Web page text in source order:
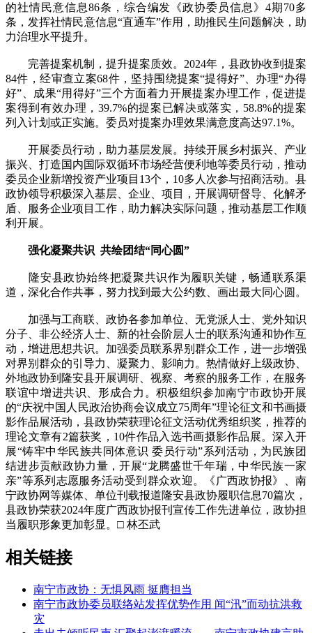
的社情民意信息86条，综合编发《政协委员信息》4期70多
条，发挥社情民意信息“直通车”作用，助推民生问题解决，助
力治理水平提升。
完善提案机制，提升提案质效。2024年，县政协收到提案
84件，经审查立案68件，坚持围绕提案“提得好”、办理“办得
好”、成果“用得好”三个方面着力开展提案办理工作，促进提
案得到有效办理，39.7%的提案已解决或落实，58.8%的提案
列入计划或正实施。委员对提案办理效果满意度高达97.1%。
开展委员行动，助力基层发展。持续开展乡村振兴、产业
振兴、打造国内国际双循环市场经营便利地等委员行动，推动
委员企业新增投资产业项目13个，10多人次参与招商活动。县
政协领导积极深入基层、企业、项目，开展调研督导、化解矛
盾、服务企业项目工作，助力解决实际问题，推动基层工作顺
利开展。
强化凝聚共识 共绘团结“同心圆”
隆安县政协始终把凝聚共识作为履职关键，畅通联系渠
道，深化合作共事，努力找到最大公约数、画出最大同心圆。
加强与工商联、政协各参加单位、无党派人士、党外知识
分子、非公经济人士、新的社会阶层人士的联系沟通和协作互
动，增进思想共识。加强委员联系界别群众工作，进一步增强
对界别群众的引导力、凝聚力、影响力。热情做好上级政协、
外地政协到隆安县开展调研、视察、考察的服务工作，在服务
联谊中增进共识、形成合力。积极组织参加南宁市政协开展
的“庆祝中国人民政治协商会议成立75周年”理论征文和书画摄
影作品展活动，县政协荣获理论征文活动优秀组织奖，推荐的
理论文章有2篇获奖，10件作品入选书画摄影作品展。深入开
展“铸牢中华民族共同体意识 委员行动”系列活动，为民族团
结进步贡献政协力量，开展“龙腾盛世千年瑞，中华民族一家
亲”等系列志愿服务活动受到群众欢迎。《广西政协报》、南
宁政协网等媒体、单位刊载报道隆安县政协履职信息70篇次，
县政协荣获2024年度广西政协报刊宣传工作先进单位，政协担
当履职形象更加彰显。□ 林丕武
相关链接
南宁市政协：无惧风雨 挺膺担当
南宁市政协委员联络站发挥优势作用 闻“汛”而动抗洪救
灾